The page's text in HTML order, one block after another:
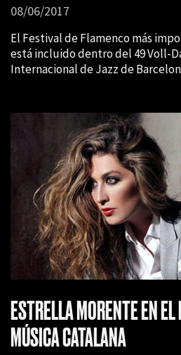
08/06/2017
El Festival de Flamenco más
está incluido dentro del 49 Voll-
Internacional de Jazz de
ESTRELLA MORENTE EN
MÚSICA CATALANA